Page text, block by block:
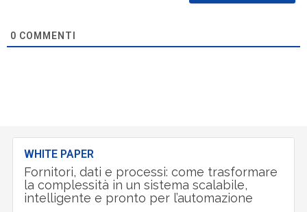
0 COMMENTI
WHITE PAPER
Fornitori, dati e processi: come trasformare
la complessità in un sistema scalabile,
intelligente e pronto per l’automazione